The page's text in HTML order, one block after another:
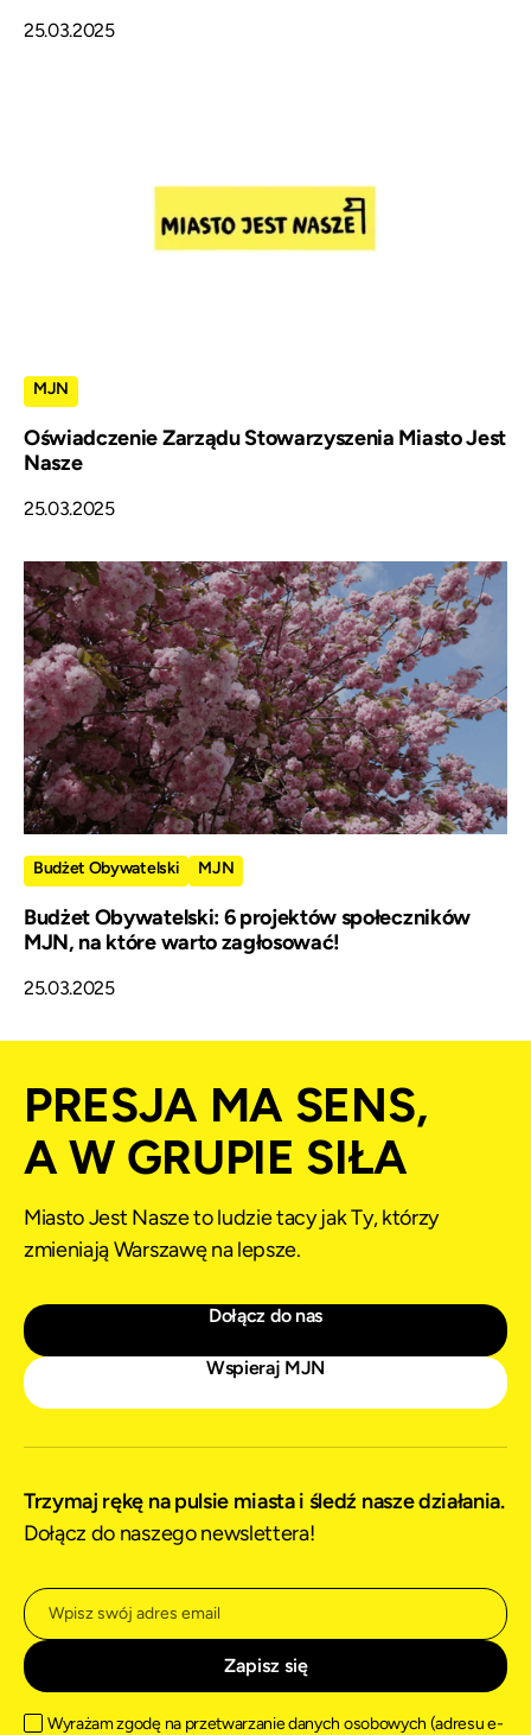
25.03.2025
MJN
Oświadczenie Zarządu Stowarzyszenia Miasto Jest
Nasze
25.03.2025
Budżet Obywatelski MJN
Budżet Obywatelski: 6 projektów społeczników
MJN, na które warto zagłosować!
25.03.2025
PRESJA MA SENS,
A W GRUPIE SIŁA
Miasto Jest Nasze to ludzie tacy jak Ty, którzy
zmieniają Warszawę na lepsze.
Dołącz do nas
Wspieraj MJN
Trzymaj rękę na pulsie miasta i śledź nasze działania.
Dołącz do naszego newslettera!
Wyrażam zgodę na przetwarzanie danych osobowych (adresu e-